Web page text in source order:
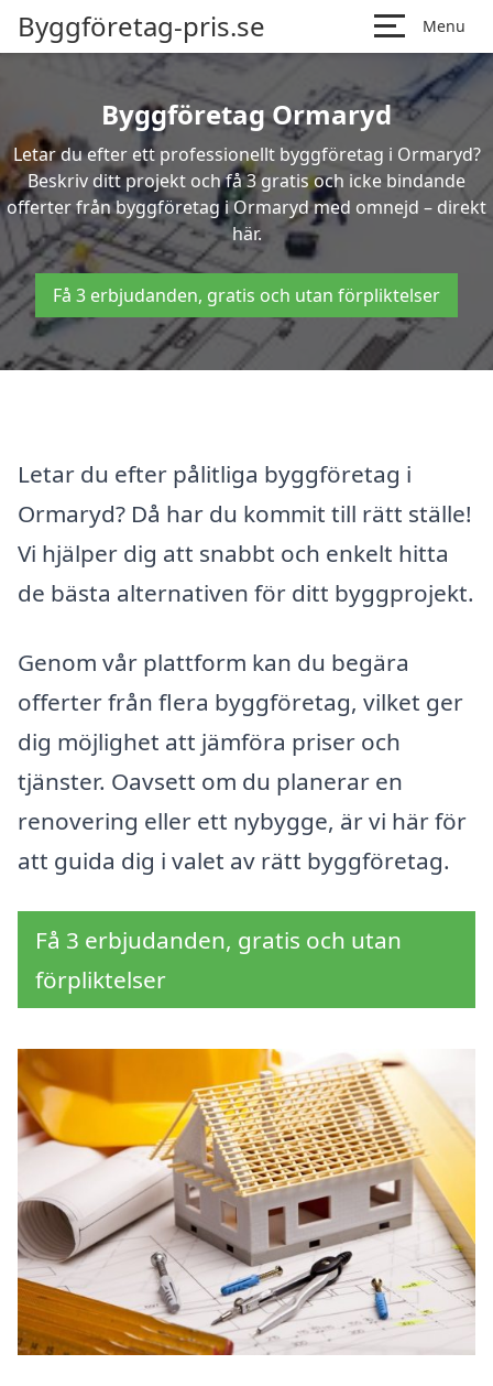
Byggföretag-pris.se Menu
Byggföretag Ormaryd
Letar du efter ett professionellt byggföretag i Ormaryd?
Beskriv ditt projekt och få 3 gratis och icke bindande
offerter från byggföretag i Ormaryd med omnejd – direkt
här.
Få 3 erbjudanden, gratis och utan förpliktelser
Letar du efter pålitliga byggföretag i
Ormaryd? Då har du kommit till rätt ställe!
Vi hjälper dig att snabbt och enkelt hitta
de bästa alternativen för ditt byggprojekt.
Genom vår plattform kan du begära
offerter från flera byggföretag, vilket ger
dig möjlighet att jämföra priser och
tjänster. Oavsett om du planerar en
renovering eller ett nybygge, är vi här för
att guida dig i valet av rätt byggföretag.
Få 3 erbjudanden, gratis och utan
förpliktelser